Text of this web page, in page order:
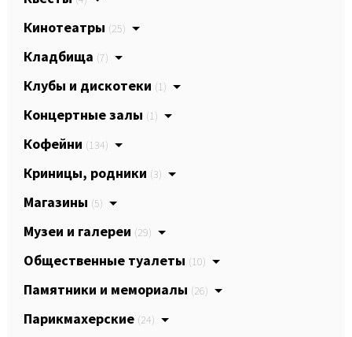
Кинотеатры (25)
Кладбища (7)
Клубы и дискотеки (1)
Концертные залы (1)
Кофейни (134)
Криницы, родники (3)
Магазины (5)
Музеи и галереи (29)
Общественные туалеты (10)
Памятники и мемориалы (26)
Парикмахерские (24)